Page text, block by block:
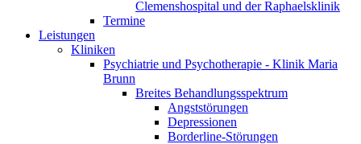
Clemenshospital und der Raphaelsklinik
Termine
Leistungen
Kliniken
Psychiatrie und Psychotherapie - Klinik Maria
Brunn
Breites Behandlungsspektrum
Angststörungen
Depressionen
Borderline-Störungen